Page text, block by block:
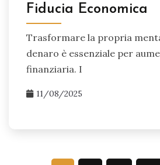
Fiducia Economica
Trasformare la propria
denaro è essenziale per
finanziaria. I
11/08/2025